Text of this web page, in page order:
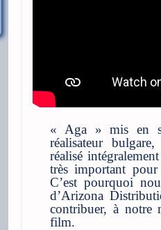
« Aga » mis en
réalisateur
réalisé
très important
C’est pourquoi
d’Arizona
contribuer, à notre
film.